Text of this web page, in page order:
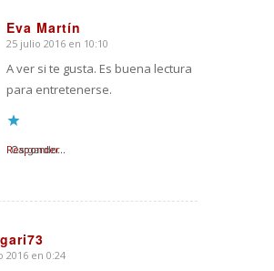
Eva Martín
Dice:
25 julio 2016 en 10:10
A ver si te gusta. Es buena lectura
para entretenerse.
Cargando...
Responder
2016 en 0:24